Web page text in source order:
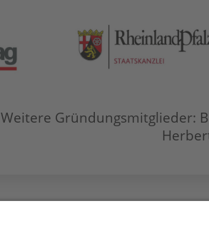
Weitere Gründungsmitglieder: